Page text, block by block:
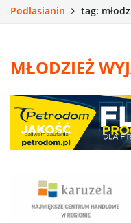
Podlasianin tag:
MŁODZIEŻ